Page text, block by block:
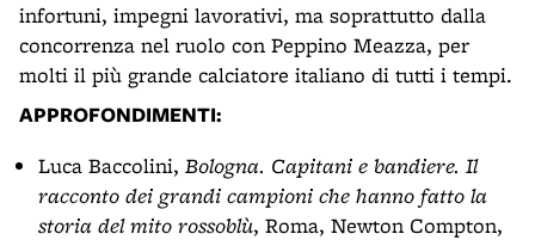
infortuni, impegni lavorativi, ma soprattutto dalla
concorrenza nel ruolo con Peppino Meazza, per
molti il più grande calciatore italiano di tutti i tempi.
APPROFONDIMENTI:
Luca Baccolini, Bologna. Capitani e bandiere. Il
racconto dei grandi campioni che hanno fatto la
storia del mito rossoblù, Roma, Newton Compton,